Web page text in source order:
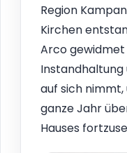
Region
Kirchen
Arco gewidmet
auf sich nimmt,
ganze Jahr
Hauses